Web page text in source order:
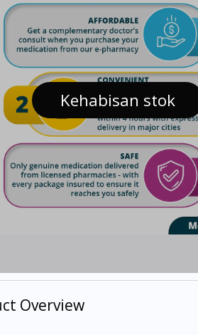
Kehabisan stok
Overview